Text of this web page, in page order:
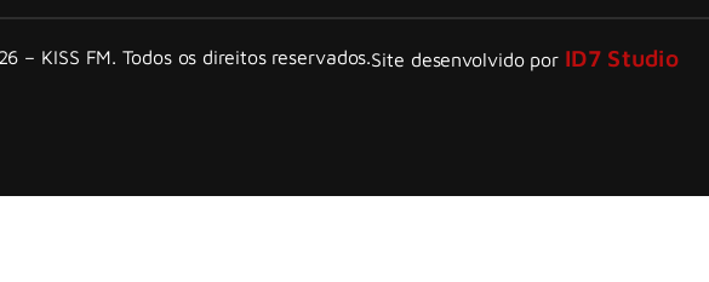
– KISS FM. Todos os direitos reservados.Site desenvolvido por ID7 Studio